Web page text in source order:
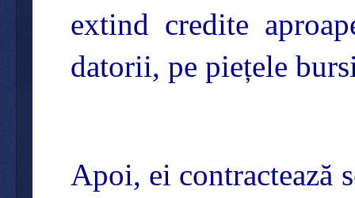
extind credite
datorii, pe piețele
Apoi, ei contractează